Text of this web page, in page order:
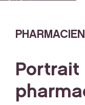
Portrait